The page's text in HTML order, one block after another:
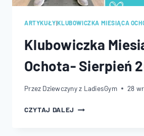
ARTYKUŁY|KLUBOWICZKA MIESIĄCA
Klubowiczka
Ochota- Sierpień
Przez Dziewczyny z LadiesGym 28
CZYTAJ DALEJ KLUBOWICZKA